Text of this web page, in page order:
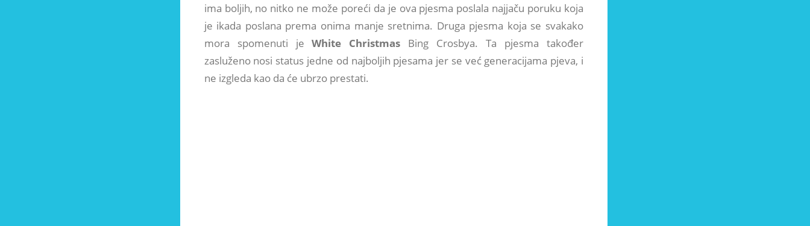
ima boljih, no nitko ne može poreći da je ova pjesma poslala najjaču poruku koja
je ikada poslana prema onima manje sretnima. Druga pjesma koja se svakako
mora spomenuti jeWhite Christmas Bing Crosbya. Ta pjesma također
zasluženo nosi status jedne od najboljih pjesama jer se već generacijama pjeva, i
ne izgleda kao da će ubrzo prestati.